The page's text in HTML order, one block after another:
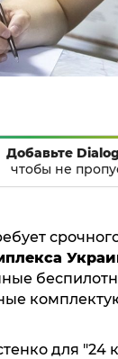
Добавьте
чтобы не
для "24